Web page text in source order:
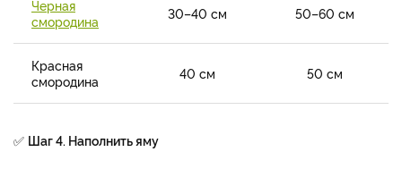
Черная
смородина
30–40 см 50–60 см
Красная
смородина
40 см 50 см
✅ Шаг 4. Наполнить яму